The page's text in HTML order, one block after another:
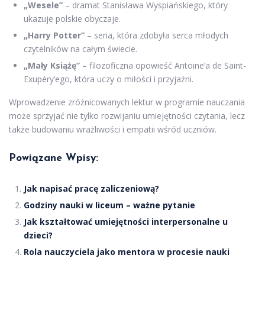
„Wesele” – dramat Stanisława Wyspiańskiego, który
ukazuje polskie obyczaje.
„Harry Potter” – seria, która zdobyła serca młodych
czytelników na całym świecie.
„Mały Książę” – filozoficzna opowieść Antoine’a de Saint-
Exupéry’ego, która uczy o miłości i przyjaźni.
Wprowadzenie zróżnicowanych lektur w programie nauczania
może sprzyjać nie tylko rozwijaniu umiejętności czytania, lecz
także budowaniu wrażliwości i empatii wśród uczniów.
Powiązane Wpisy:
Jak napisać pracę zaliczeniową?
Godziny nauki w liceum – ważne pytanie
Jak kształtować umiejętności interpersonalne u
dzieci?
Rola nauczyciela jako mentora w procesie nauki